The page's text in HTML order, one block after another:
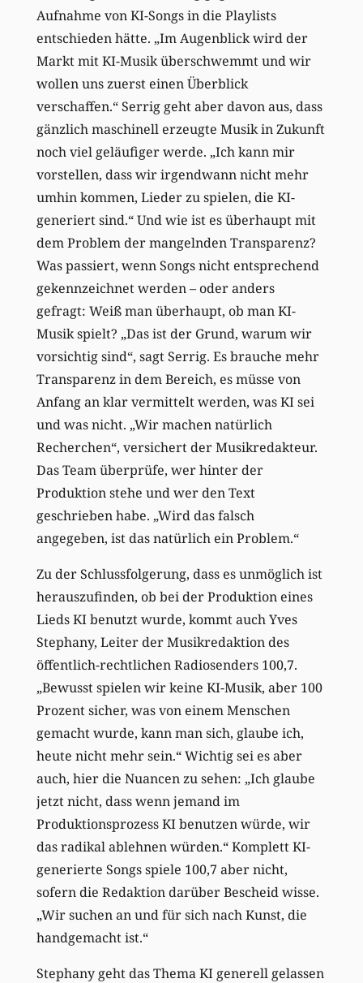
Aufnahme von KI-Songs in die Playlists
entschieden hätte. „Im Augenblick wird der
Markt mit KI-Musik überschwemmt und wir
wollen uns zuerst einen Überblick
verschaffen.“ Serrig geht aber davon aus, dass
gänzlich maschinell erzeugte Musik in Zukunft
noch viel geläufiger werde. „Ich kann mir
vorstellen, dass wir irgendwann nicht mehr
umhin kommen, Lieder zu spielen, die KI-
generiert sind.“ Und wie ist es überhaupt mit
dem Problem der mangelnden Transparenz?
Was passiert, wenn Songs nicht entsprechend
gekennzeichnet werden – oder anders
gefragt: Weiß man überhaupt, ob man KI-
Musik spielt? „Das ist der Grund, warum wir
vorsichtig sind“, sagt Serrig. Es brauche mehr
Transparenz in dem Bereich, es müsse von
Anfang an klar vermittelt werden, was KI sei
und was nicht. „Wir machen natürlich
Recherchen“, versichert der Musikredakteur.
Das Team überprüfe, wer hinter der
Produktion stehe und wer den Text
geschrieben habe. „Wird das falsch
angegeben, ist das natürlich ein Problem.“
Zu der Schlussfolgerung, dass es unmöglich ist
herauszufinden, ob bei der Produktion eines
Lieds KI benutzt wurde, kommt auch Yves
Stephany, Leiter der Musikredaktion des
öffentlich-rechtlichen Radiosenders 100,7.
„Bewusst spielen wir keine KI-Musik, aber 100
Prozent sicher, was von einem Menschen
gemacht wurde, kann man sich, glaube ich,
heute nicht mehr sein.“ Wichtig sei es aber
auch, hier die Nuancen zu sehen: „Ich glaube
jetzt nicht, dass wenn jemand im
Produktionsprozess KI benutzen würde, wir
das radikal ablehnen würden.“ Komplett KI-
generierte Songs spiele 100,7 aber nicht,
sofern die Redaktion darüber Bescheid wisse.
„Wir suchen an und für sich nach Kunst, die
handgemacht ist.“
Stephany geht das Thema KI generell gelassen